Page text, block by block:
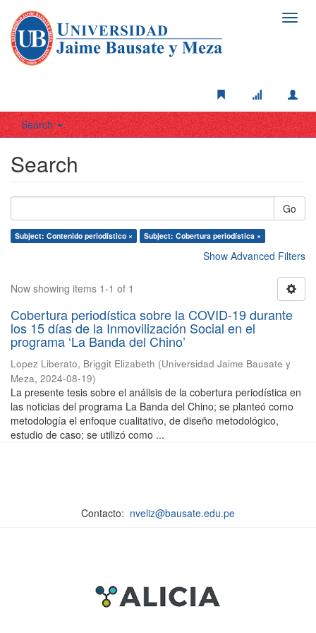
Search
Search
Go
Subject: Contenido periodístico × Subject: Cobertura periodística ×
Show Advanced Filters
Now showing items 1-1 of 1
Cobertura periodística sobre la COVID-19 durante
los 15 días de la Inmovilización Social en el
programa ‘La Banda del Chino’
Lopez Liberato, Briggit Elizabeth (Universidad Jaime Bausate y
Meza, 2024-08-19)
La presente tesis sobre el análisis de la cobertura periodística en
las noticias del programa La Banda del Chino; se planteó como
metodología el enfoque cualitativo, de diseño metodológico,
estudio de caso; se utilizó como ...
Contacto: nveliz@bausate.edu.pe